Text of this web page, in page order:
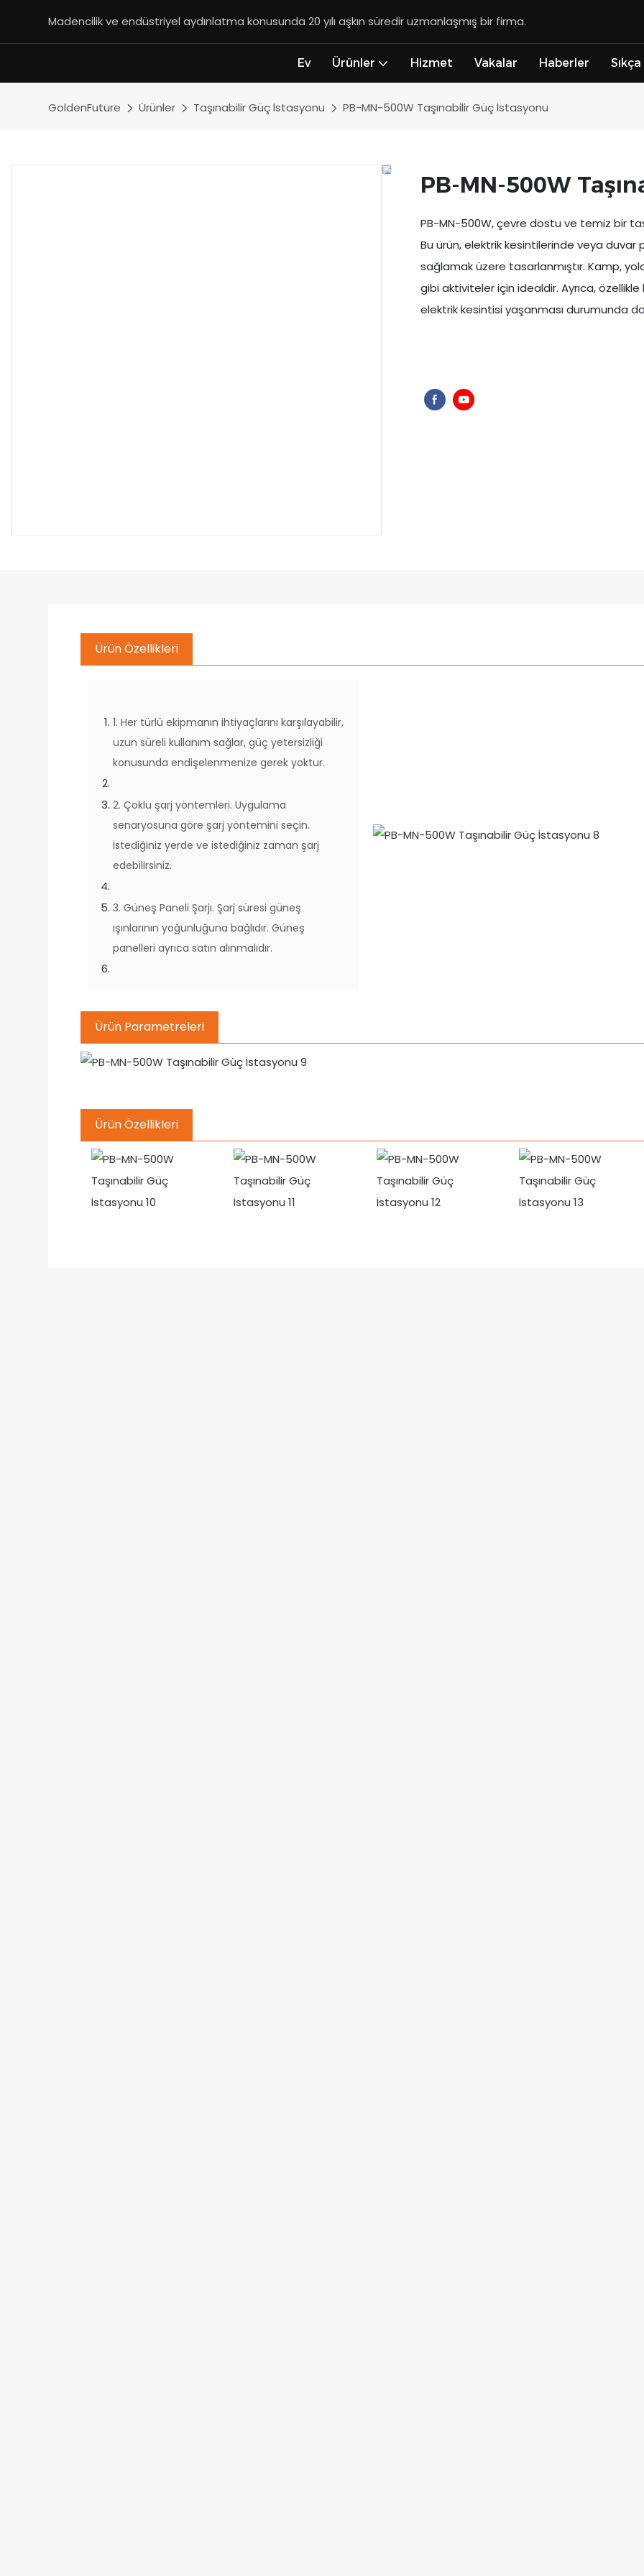
Madencilik ve endüstriyel aydınlatma konusunda 20 yılı aşkın süredir uzmanlaşmış bir firma.
Ev Ürünler Hizmet Vakalar Haberler
GoldenFuture Ürünler Taşınabilir Güç İstasyonu PB-MN-500W Taşınabilir Güç İstasyonu
PB-MN-500W
PB-MN-500W, çevre dostu ve temiz bir
Bu ürün, elektrik kesintilerinde veya
sağlamak üzere tasarlanmıştır. Kamp,
gibi aktiviteler için idealdir. Ayrıca,
elektrik kesintisi yaşanması durumunda da
Ürün Özellikleri
1. Her türlü ekipmanın ihtiyaçlarını karşılayabilir,
uzun süreli kullanım sağlar, güç yetersizliği
konusunda endişelenmenize gerek yoktur.
2. Çoklu şarj yöntemleri. Uygulama
senaryosuna göre şarj yöntemini seçin.
İstediğiniz yerde ve istediğiniz zaman şarj
edebilirsiniz.
3. Güneş Paneli Şarjı. Şarj süresi güneş
ışınlarının yoğunluğuna bağlıdır. Güneş
panelleri ayrıca satın alınmalıdır.
Ürün Parametreleri
Ürün Özellikleri